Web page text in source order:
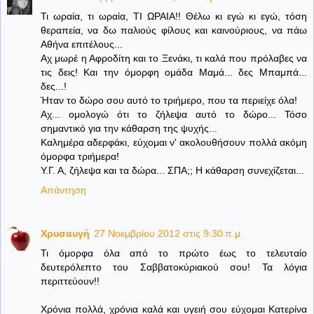
Τι ωραία, τι ωραία, ΤΙ ΩΡΑΙΑ!! Θέλω κι εγώ κι εγώ, τόση
θεραπεία, να δω παλιούς φίλους και καινούριους, να πάω
Αθήνα επιτέλους...
Αχ μωρέ η Αφροδίτη και το Ξενάκι, τι καλά που πρόλαβες να
τις δεις! Και την όμορφη ομάδα Μαμά... δες Μπαμπά...
δες...!
Ήταν το δώρο σου αυτό το τριήμερο, που τα περιείχε όλα!
Αχ... ομολογώ ότι το ζήλεψα αυτό το δώρο... Τόσο
σημαντικό για την κάθαρση της ψυχής...
Καλημέρα αδερφάκι, εύχομαι ν' ακολουθήσουν πολλά ακόμη
όμορφα τριήμερα!
Υ.Γ. Α, ζήλεψα και τα δώρα... ΣΠΑ;; Η κάθαρση συνεχίζεται...
Απάντηση
Χρυσαυγή 27 Νοεμβρίου 2012 στις 9:30 π.μ.
Τι όμορφα όλα από το πρώτο έως το τελευταίο
δευτερόλεπτο του Σαββατοκύριακού σου! Τα λόγια
περιττεύουν!!
Χρόνια πολλά, χρόνια καλά και υγειή σου εύχομαι Κατερίνα